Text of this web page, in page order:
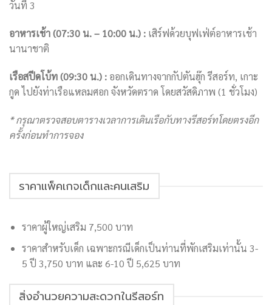
วันที่ 3
อาหารเช้า (07:30 น. – 10:00 น.) : เสิร์ฟด้วยบุฟเฟ่ต์อาหารเช้า
นานาชาติ
เรือสปีดโบ้ท (09:30 น.) : ออกเดินทางจากกัปตันฮุ๊ก รีสอร์ท, เกาะ
กูด ไปยังท่าเรือแหลมศอก จังหวัดตราด โดยสวัสดิภาพ (1 ชั่วโมง)
* กรุณาตรวจสอบตารางเวลาการเดินเรือกับทางรีสอร์ทโดยตรงอีก
ครั้งก่อนทำการจอง
ราคาแพ็คเกจเด็กและคนเสริม
ราคาผู้ใหญ่เสริม 7,500 บาท
ราคาสำหรับเด็ก เฉพาะกรณีเด็กเป็นท่านที่พักเสริมเท่านั้น 3-
5 ปี 3,750 บาท และ 6-10 ปี 5,625 บาท
สิ่งอำนวยความสะดวกในรีสอร์ท